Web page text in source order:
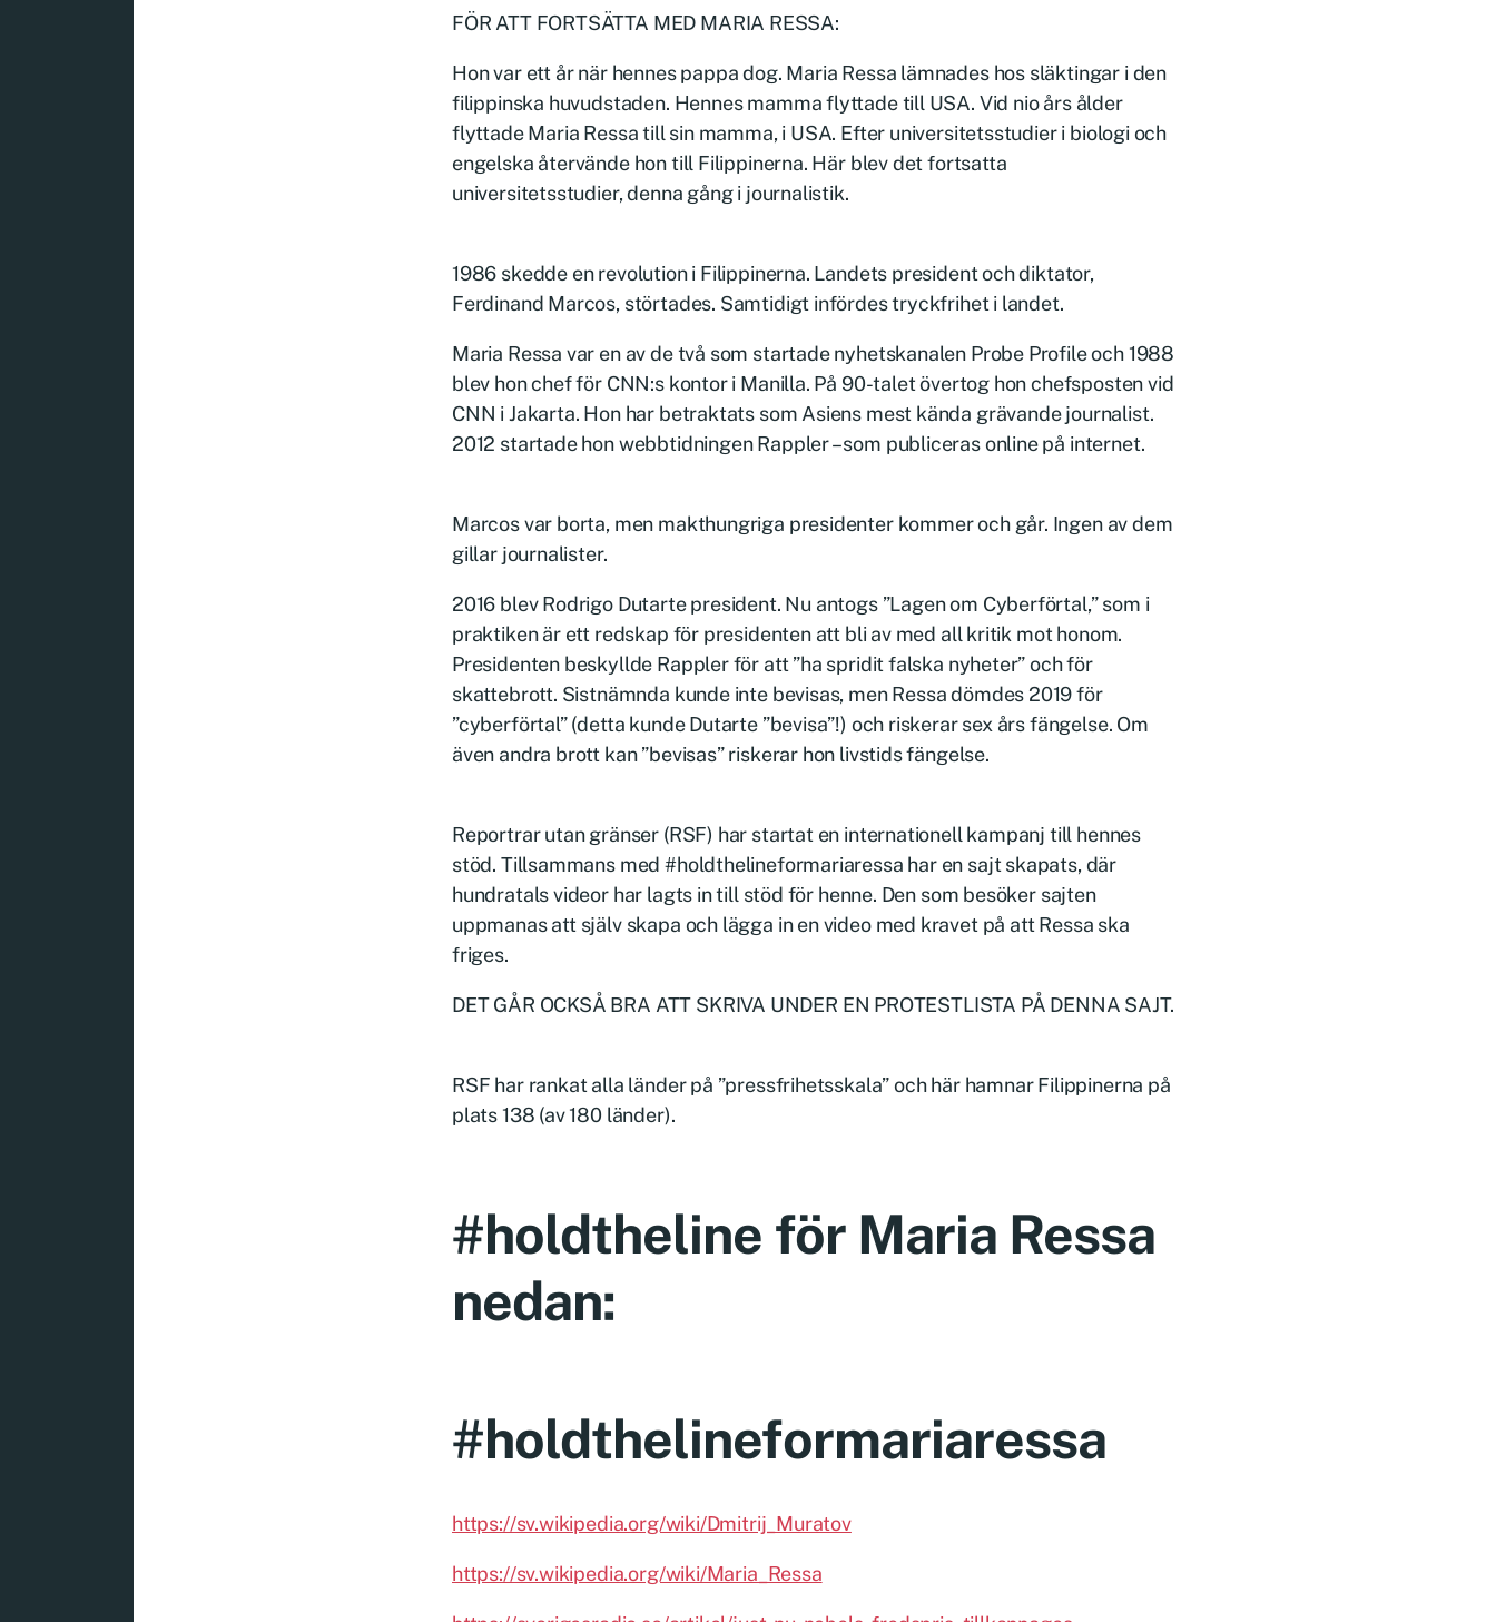
FÖR ATT FORTSÄTTA MED MARIA RESSA:
Hon var ett år när hennes pappa dog. Maria Ressa lämnades hos släktingar i den
filippinska huvudstaden. Hennes mamma flyttade till USA. Vid nio års ålder
flyttade Maria Ressa till sin mamma, i USA. Efter universitetsstudier i biologi och
engelska återvände hon till Filippinerna. Här blev det fortsatta
universitetsstudier, denna gång i journalistik.
1986 skedde en revolution i Filippinerna. Landets president och diktator,
Ferdinand Marcos, störtades. Samtidigt infördes tryckfrihet i landet.
Maria Ressa var en av de två som startade nyhetskanalen Probe Profile och 1988
blev hon chef för CNN:s kontor i Manilla. På 90-talet övertog hon chefsposten vid
CNN i Jakarta. Hon har betraktats som Asiens mest kända grävande journalist.
2012 startade hon webbtidningen Rappler – som publiceras online på internet.
Marcos var borta, men makthungriga presidenter kommer och går. Ingen av dem
gillar journalister.
2016 blev Rodrigo Dutarte president. Nu antogs ”Lagen om Cyberförtal,” som i
praktiken är ett redskap för presidenten att bli av med all kritik mot honom.
Presidenten beskyllde Rappler för att ”ha spridit falska nyheter” och för
skattebrott. Sistnämnda kunde inte bevisas, men Ressa dömdes 2019 för
”cyberförtal” (detta kunde Dutarte ”bevisa”!) och riskerar sex års fängelse. Om
även andra brott kan ”bevisas” riskerar hon livstids fängelse.
Reportrar utan gränser (RSF) har startat en internationell kampanj till hennes
stöd. Tillsammans med #holdthelineformariaressa har en sajt skapats, där
hundratals videor har lagts in till stöd för henne. Den som besöker sajten
uppmanas att själv skapa och lägga in en video med kravet på att Ressa ska
friges.
DET GÅR OCKSÅ BRA ATT SKRIVA UNDER EN PROTESTLISTA PÅ DENNA SAJT.
RSF har rankat alla länder på ”pressfrihetsskala” och här hamnar Filippinerna på
plats 138 (av 180 länder).
#holdtheline för Maria Ressa
nedan:
#holdthelineformariaressa
https://sv.wikipedia.org/wiki/Dmitrij_Muratov
https://sv.wikipedia.org/wiki/Maria_Ressa